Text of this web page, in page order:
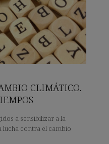
CLIMÁTICO.
a sensibilizar a la
lucha contra el cambio